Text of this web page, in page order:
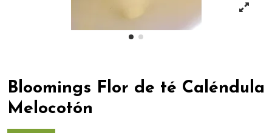
Bloomings Flor de té Caléndula
Melocotón